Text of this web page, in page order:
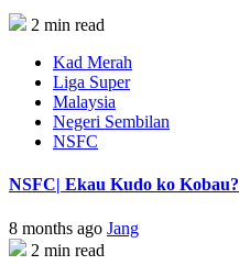
2 min read
Kad Merah
Liga Super
Malaysia
Negeri Sembilan
NSFC
NSFC| Ekau Kudo ko Kobau?
8 months ago Jang
2 min read